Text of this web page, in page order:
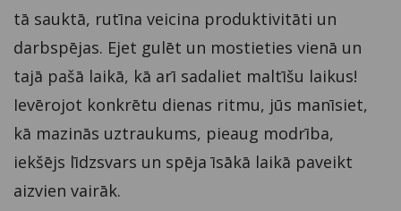
tā sauktā, rutīna veicina produktivitāti un
darbspējas. Ejet gulēt un mostieties vienā un
tajā pašā laikā, kā arī sadaliet maltīšu laikus!
Ievērojot konkrētu dienas ritmu, jūs manīsiet,
kā mazinās uztraukums, pieaug modrība,
iekšējs līdzsvars un spēja īsākā laikā paveikt
aizvien vairāk.